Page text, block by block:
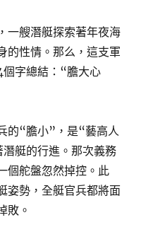
一艘潛艇探索著年夜海
的性情。那么，這支軍
字總結：“膽大心
的“膽小”，是“藝高人
艇的行進。那次義務
個舵盤忽然掉控。此
姿勢，全艇官兵都將面
敗。